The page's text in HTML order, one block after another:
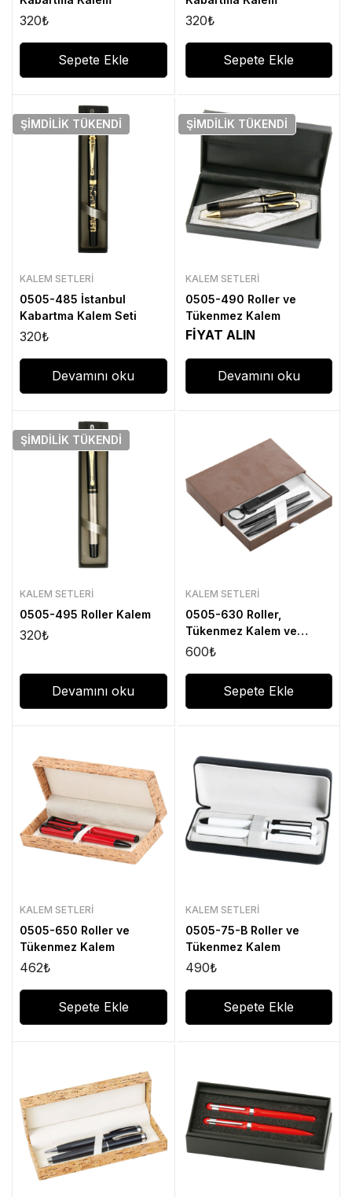
320₺
Sepete Ekle
320₺
Sepete Ekle
ŞIMDILIK TÜKENDI
KALEM SETLERI
0505-485 İstanbul
Kabartma Kalem Seti
320₺
Devamını oku
ŞIMDILIK TÜKENDI
KALEM SETLERI
0505-490 Roller ve
Tükenmez Kalem
FİYAT ALIN
Devamını oku
ŞIMDILIK TÜKENDI
KALEM SETLERI
0505-495 Roller Kalem
320₺
Devamını oku
KALEM SETLERI
0505-630 Roller,
Tükenmez Kalem ve
Anahtarlık
600₺
Sepete Ekle
KALEM SETLERI
0505-650 Roller ve
Tükenmez Kalem
462₺
Sepete Ekle
KALEM SETLERI
0505-75-B Roller ve
Tükenmez Kalem
490₺
Sepete Ekle